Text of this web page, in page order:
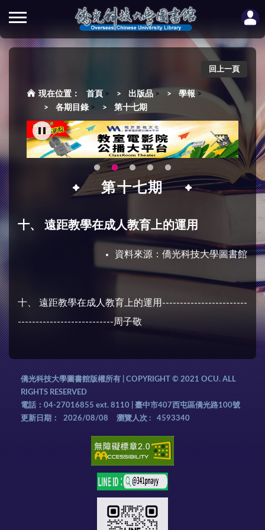
回上一頁
首頁 > 出版品 > 學報 >
各期目錄 > 第十七期
第十七期
十、 遠距教學在成人教育上的運用
資料來源： 僑光科技大學圖書館
十、 遠距教學在成人教育上的運用------------------------
---------------------------周子敬
僑光科技大學圖書館版權所有 | COPYRIGHT © 2021 OCU. ALL
RIGHTS RESERVED
電話：04-27016855 ext. 8110 | 臺中市407西屯區僑光路100號
更新日期：
2026/08/08 瀏覽人次 : 4593340